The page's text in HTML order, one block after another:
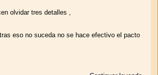
olvidar tres detalles ,
eso no suceda no se hace efectivo el pacto